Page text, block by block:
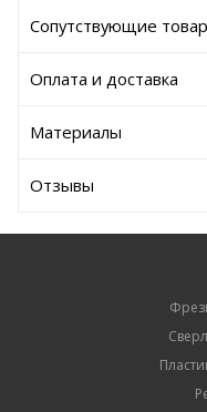
Сопутствующие
Оплата и доставка
Материалы
Отзывы